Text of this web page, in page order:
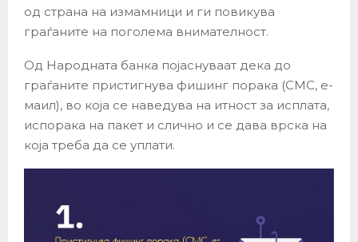
од страна на измамници и ги повикува
граѓаните на поголема внимателност.
Од Народната банка појаснуваат дека до
граѓаните пристигнува фишинг порака (СМС, е-
маил), во која се наведува на итност за исплата,
испорака на пакет и слично и се дава врска на
која треба да се уплати.